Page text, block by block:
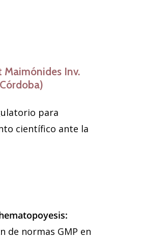
Maimónides Inv.
para
científico ante la
de normas GMP en